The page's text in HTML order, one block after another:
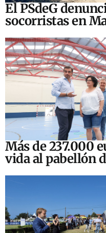
El PSdeG
socorristas en
Más de 237.000
vida al pabellón